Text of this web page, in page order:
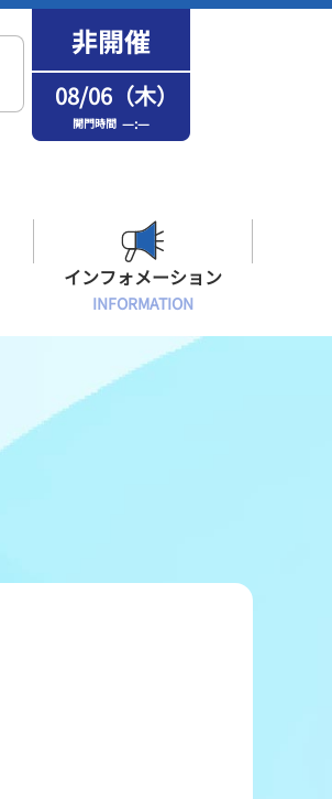
08/06（木）
開門時間 —:—
Wi-Fiご案内
ス浜名湖の楽しみ方
会員
ついて
ンペーン
インフォメーション
INFORMATION
インフォメーション